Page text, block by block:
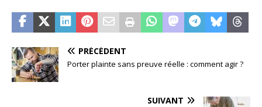
PRÉCÉDENT
Porter plainte sans preuve réelle : comment agir ?
SUIVANT